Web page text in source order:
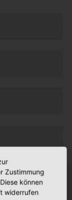
Zustimmung
können
widerrufen